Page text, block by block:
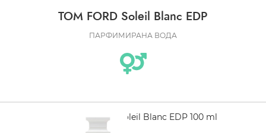
TOM FORD Soleil Blanc EDP
ПАРФИМИРАНА ВОДА
TOM FORD Soleil Blanc EDP 100 ml